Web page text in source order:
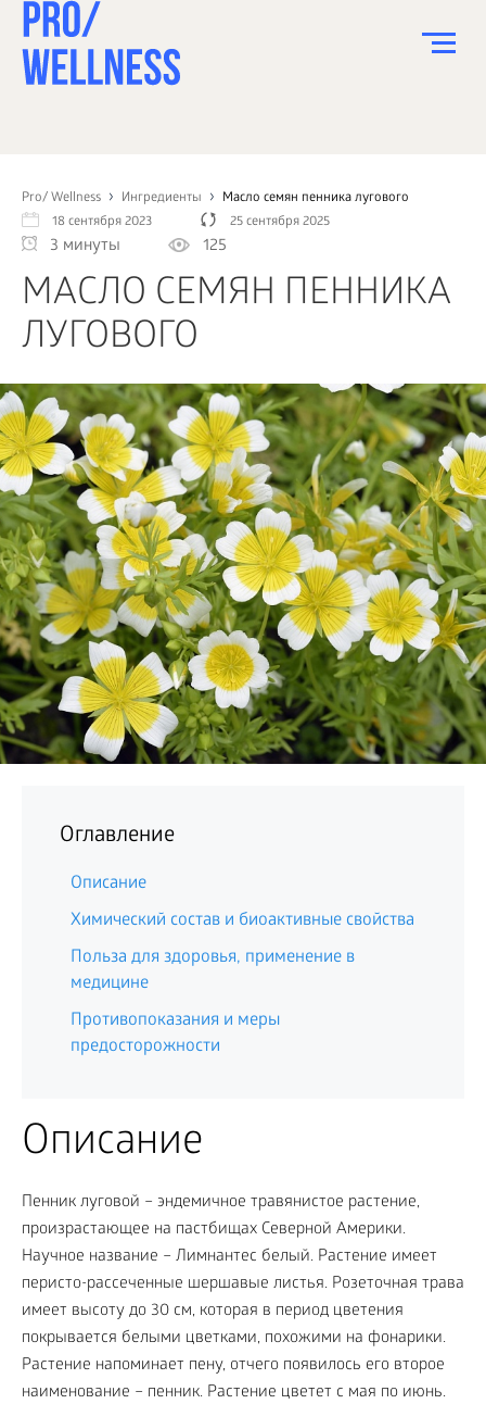
Pro/ Wellness Ингредиенты
Масло семян пенника лугового
18 сентября 2023
25 сентября 2025
3 минуты 125
МАСЛО СЕМЯН ПЕННИКА
ЛУГОВОГО
Оглавление
Описание
Химический состав и биоактивные свойства
Польза для здоровья, применение в
медицине
Противопоказания и меры
предосторожности
Описание
Пенник луговой – эндемичное травянистое растение,
произрастающее на пастбищах Северной Америки.
Научное название – Лимнантес белый. Растение имеет
перисто-рассеченные шершавые листья. Розеточная трава
имеет высоту до 30 см, которая в период цветения
покрывается белыми цветками, похожими на фонарики.
Растение напоминает пену, отчего появилось его второе
наименование – пенник. Растение цветет с мая по июнь.
СПОРТ
ЗДОРОВЬЕ
КРАСОТА
ПСИХОЛОГИЯ
ДОМ
КАК?
БИЗНЕС